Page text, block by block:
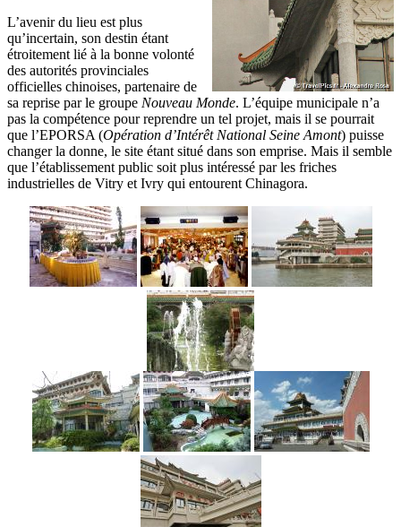
L’avenir du lieu est plus
qu’incertain, son destin étant
étroitement lié à la bonne volonté
des autorités provinciales
officielles chinoises, partenaire de
sa reprise par le groupe Nouveau Monde. L’équipe municipale n’a
pas la compétence pour reprendre un tel projet, mais il se pourrait
que l’EPORSA (Opération d’Intérêt National Seine Amont) puisse
changer la donne, le site étant situé dans son emprise. Mais il semble
que l’établissement public soit plus intéressé par les friches
industrielles de Vitry et Ivry qui entourent Chinagora.